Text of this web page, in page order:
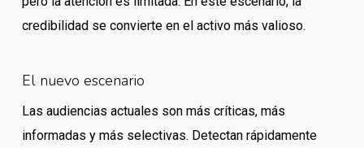
credibilidad se convierte en el activo más valioso.
El nuevo escenario
Las audiencias actuales son más críticas, más
informadas y más selectivas. Detectan rápidamente